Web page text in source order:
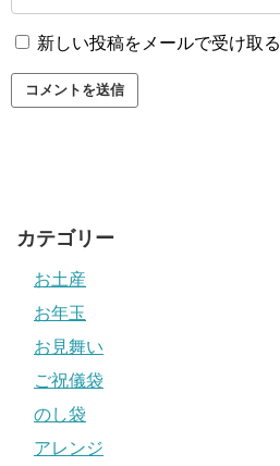
新しい投稿をメールで受け取る
カテゴリー
お土産
お年玉
お見舞い
ご祝儀袋
のし袋
アレンジ